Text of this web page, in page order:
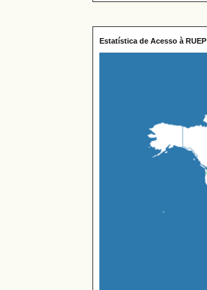
Estatística de Acesso à RUEP